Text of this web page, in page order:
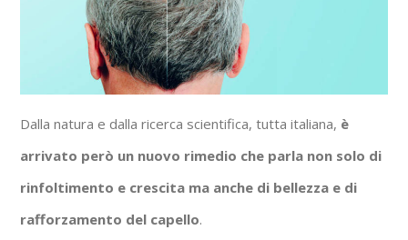
Dalla natura e dalla ricerca scientifica, tutta italiana, è
arrivato però un nuovo rimedio che parla non solo di
rinfoltimento e crescita ma anche di bellezza e di
rafforzamento del capello.